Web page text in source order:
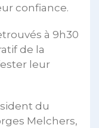
confiance.
à 9h30
de la
leur
du
Melchers,